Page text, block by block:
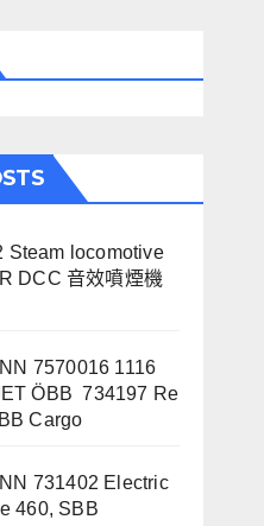
Steam locomotive
DCC 音效噴煙機
7570016 1116
ÖBB 734197 Re
Cargo
731402 Electric
460, SBB